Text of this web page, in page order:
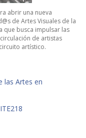
abrir una nueva
de Artes Visuales de la
que busca impulsar las
de artistas
artístico.
las Artes en